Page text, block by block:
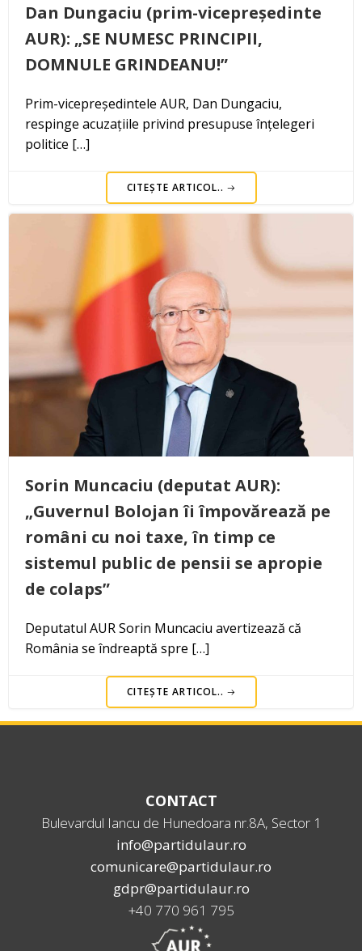
Dan Dungaciu (prim-vicepreședinte
AUR): „SE NUMESC PRINCIPII,
DOMNULE GRINDEANU!”
Prim-vicepreședintele AUR, Dan Dungaciu,
respinge acuzațiile privind presupuse înțelegeri
politice […]
CITEȘTE ARTICOL..
Sorin Muncaciu (deputat AUR):
„Guvernul Bolojan îi împovărează pe
români cu noi taxe, în timp ce
sistemul public de pensii se apropie
de colaps”
Deputatul AUR Sorin Muncaciu avertizează că
România se îndreaptă spre […]
CITEȘTE ARTICOL..
CONTACT
Bulevardul Iancu de Hunedoara nr.8A, Sector 1
info@partidulaur.ro
comunicare@partidulaur.ro
gdpr@partidulaur.ro
+40 770 961 795